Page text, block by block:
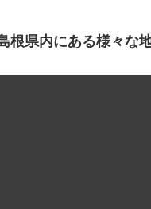
根県内にある様々な